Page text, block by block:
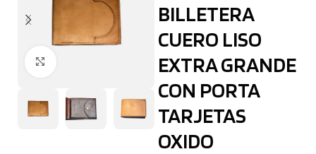
BILLETERA
CUERO LISO
EXTRA GRANDE
CON PORTA
TARJETAS
OXIDO